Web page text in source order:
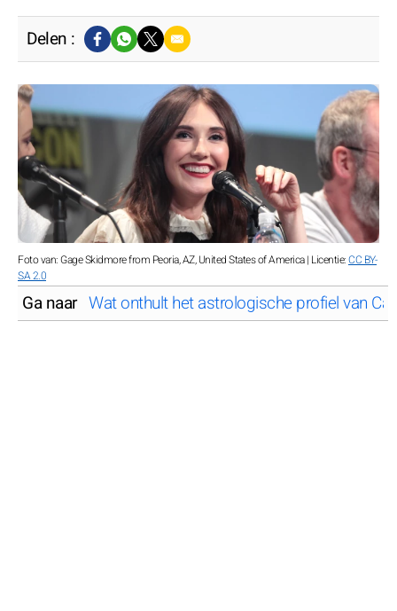
Delen :
Foto van: Gage Skidmore from Peoria, AZ, United States of America | Licentie:CC BY-
SA 2.0
Ga naar Wat onthult het astrologische profiel van